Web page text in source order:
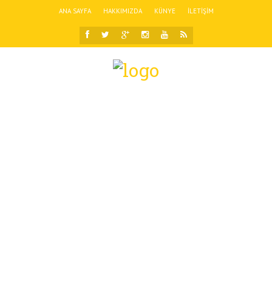
ANA SAYFA HAKKIMIZDA KÜNYE İLETIŞIM